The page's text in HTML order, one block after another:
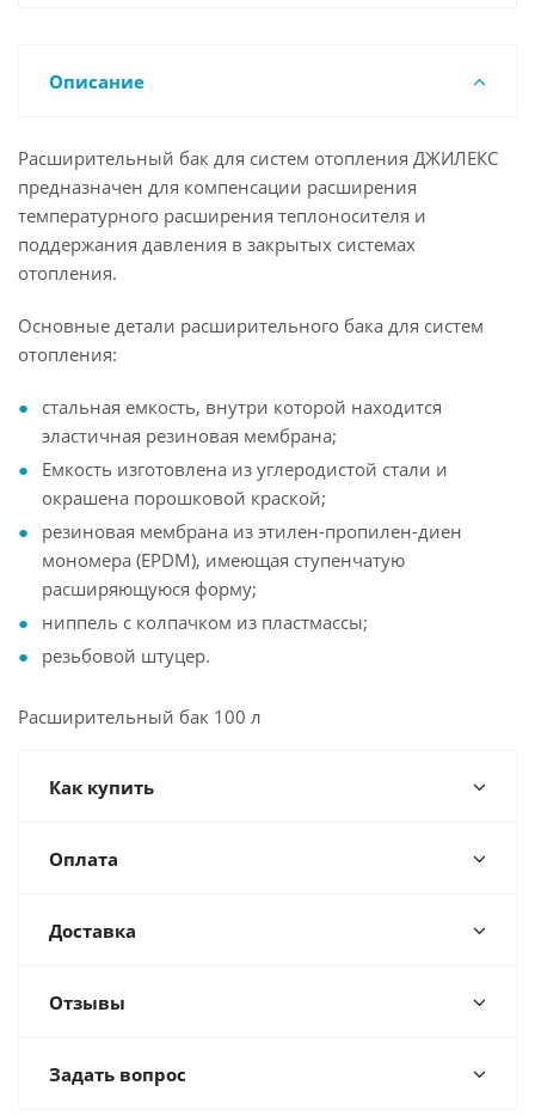
Описание
Расширительный бак для систем отопления ДЖИЛЕКС
предназначен для компенсации расширения
температурного расширения теплоносителя и
поддержания давления в закрытых системах
отопления.
Основные детали расширительного бака для систем
отопления:
стальная емкость, внутри которой находится
эластичная резиновая мембрана;
Емкость изготовлена из углеродистой стали и
окрашена порошковой краской;
резиновая мембрана из этилен-пропилен-диен
мономера (EPDM), имеющая ступенчатую
расширяющуюся форму;
ниппель с колпачком из пластмассы;
резьбовой штуцер.
Расширительный бак 100 л
Как купить
Оплата
Доставка
Отзывы
Задать вопрос